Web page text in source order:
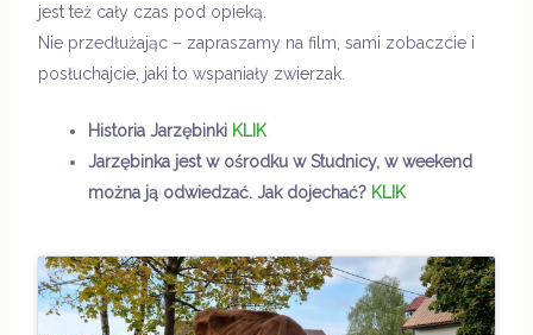
jest też cały czas pod opieką.
Nie przedłużając – zapraszamy na film, sami zobaczcie i
posłuchajcie, jaki to wspaniały zwierzak.
Historia Jarzębinki KLIK
Jarzębinka jest w ośrodku w Studnicy, w weekend
można ją odwiedzać. Jak dojechać? KLIK